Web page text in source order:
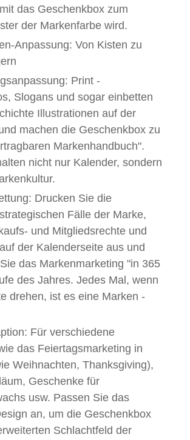
das Geschenkbox zum
der Markenfarbe wird.
Anpassung: Von Kisten zu
Print -
Slogans und sogar einbetten
Illustrationen auf der
machen die Geschenkbox zu
Markenhandbuch".
nicht nur Kalender, sondern
Drucken Sie die
Fälle der Marke,
und Mitgliedsrechte und
der Kalenderseite aus und
das Markenmarketing "in 365
des Jahres. Jedes Mal, wenn
drehen, ist es eine Marken -
Für verschiedene
das Feiertagsmarketing in
Weihnachten, Thanksgiving),
Geschenke für
usw. Passen Sie das
an, um die Geschenkbox
Schlachtfeld der